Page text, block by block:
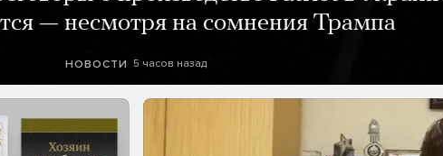
— несмотря на сомнения Трампа
НОВОСТИ 5 часов назад